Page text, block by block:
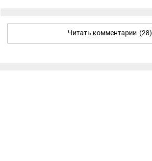
Читать комментарии (28)